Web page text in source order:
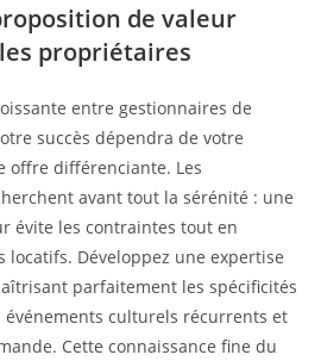
de valeur
propriétaires
entre gestionnaires de
succès dépendra de votre
offre différenciante. Les
avant tout la sérénité : une
évite les contraintes tout en
Développez une expertise
parfaitement les spécificités
culturels récurrents et
Cette connaissance fine du